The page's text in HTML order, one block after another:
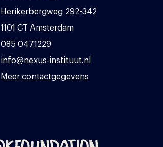
Herikerbergweg 292-342
1101 CT Amsterdam
085 0471229
info@nexus-instituut.nl
Meer contactgegevens